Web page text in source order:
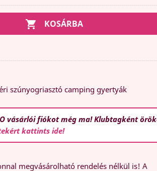
 KOSÁRBA
szúnyogriasztó camping gyertyák
vásárlói fiókot még ma! Klubtagként
kattints ide!
megvásárolható rendelés nélkül is! A